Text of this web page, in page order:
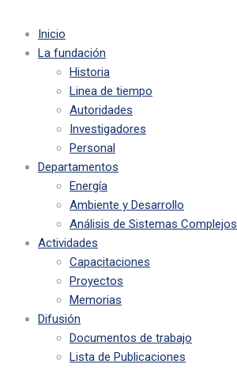
Inicio
La fundación
Historia
Linea de tiempo
Autoridades
Investigadores
Personal
Departamentos
Energía
Ambiente y Desarrollo
Análisis de Sistemas Complejos
Actividades
Capacitaciones
Proyectos
Memorias
Difusión
Documentos de trabajo
Lista de Publicaciones